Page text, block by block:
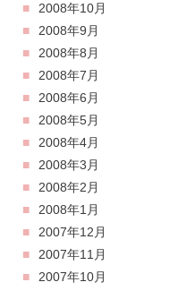
2008年10月
2008年9月
2008年8月
2008年7月
2008年6月
2008年5月
2008年4月
2008年3月
2008年2月
2008年1月
2007年12月
2007年11月
2007年10月